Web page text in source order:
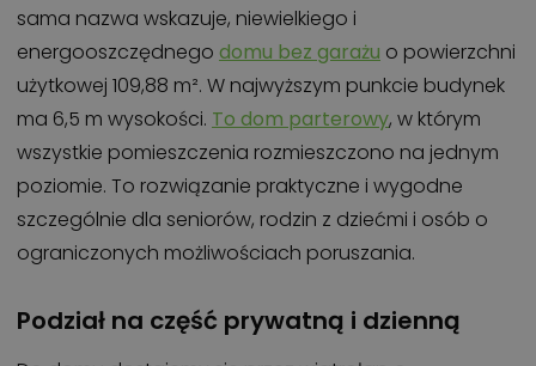
sama nazwa wskazuje, niewielkiego i
energooszczędnego domu bez garażu o powierzchni
użytkowej 109,88 m². W najwyższym punkcie budynek
ma 6,5 m wysokości. To dom parterowy, w którym
wszystkie pomieszczenia rozmieszczono na jednym
poziomie. To rozwiązanie praktyczne i wygodne
szczególnie dla seniorów, rodzin z dziećmi i osób o
ograniczonych możliwościach poruszania.
Podział na część prywatną i dzienną